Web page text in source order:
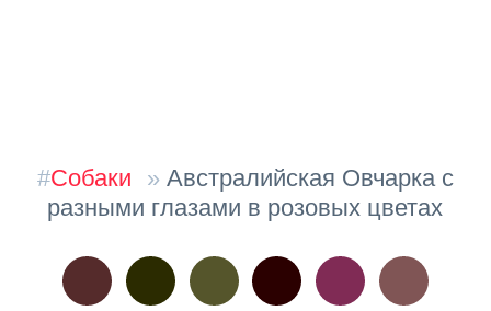
#Собаки » Австралийская Овчарка с
разными глазами в розовых цветах